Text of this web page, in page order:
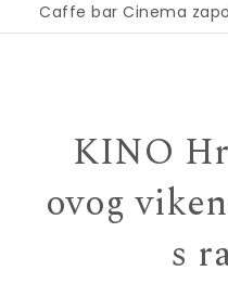
Caffe bar Cinema
KINO
ovog
s